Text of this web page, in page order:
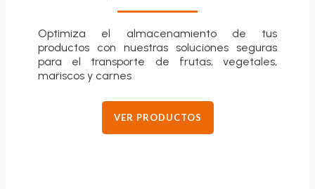
Optimiza el almacenamiento de tus
productos con nuestras soluciones seguras
para el transporte de frutas, vegetales,
mariscos y carnes
VER PRODUCTOS